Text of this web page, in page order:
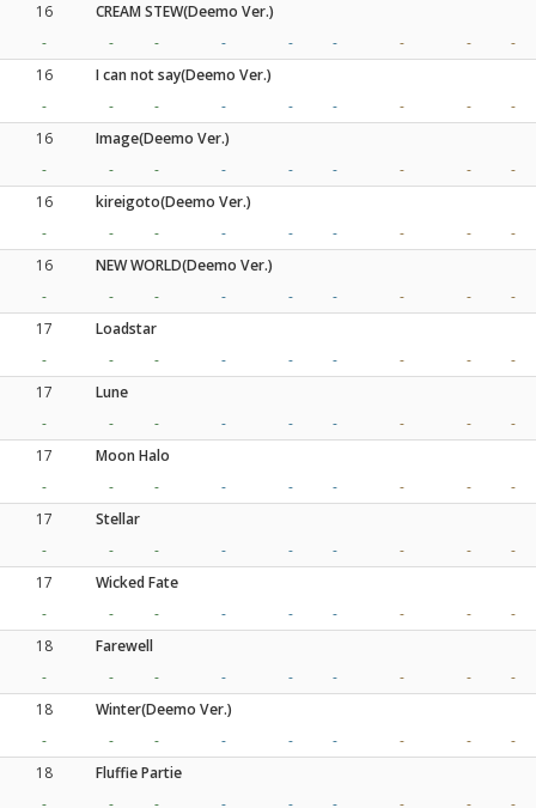
16
CREAM STEW(Deemo Ver.)
-
- - - - - - -
-
16
I can not say(Deemo Ver.)
-
- - - - - - -
-
16
Image(Deemo Ver.)
-
- - - - - - -
-
16
kireigoto(Deemo Ver.)
-
- - - - - - -
-
16
NEW WORLD(Deemo Ver.)
-
- - - - - - -
-
17
Loadstar
-
- - - - - - -
-
17
Lune
-
- - - - - - -
-
17
Moon Halo
-
- - - - - - -
-
17
Stellar
-
- - - - - - -
-
17
Wicked Fate
-
- - - - - - -
-
18
Farewell
-
- - - - - - -
-
18
Winter(Deemo Ver.)
-
- - - - - - -
-
18
Fluffie Partie
-
- - - - - - - -